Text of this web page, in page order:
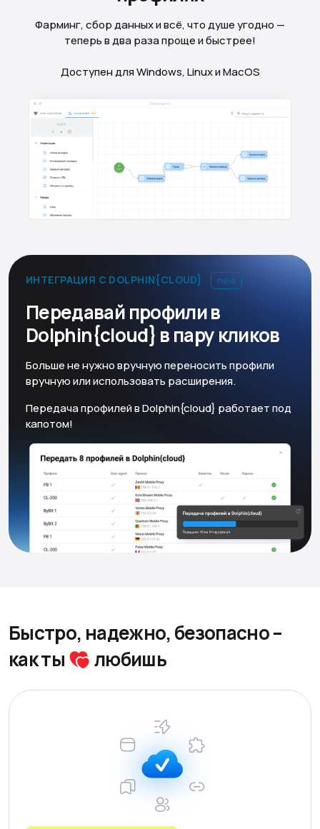
Фарминг, сбор данных и всё, что душе угодно —
теперь в два раза проще и быстрее!
Доступен для Windows, Linux и MacOS
ИНТЕГРАЦИЯ С DOLPHIN{CLOUD} new
Передавай профили в
Dolphin{cloud} в пару кликов
Больше не нужно вручную переносить профили
вручную или использовать расширения.
Передача профилей в Dolphin{cloud} работает под
капотом!
Быстро, надежно, безопасно–
как ты
любишь